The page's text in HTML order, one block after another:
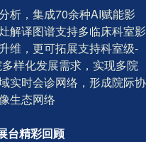
析，集成70余种AI赋能影
解译图谱支持多临床科室影
维，更可拓展支持科室级-
样化发展需求，实现多院
实时会诊网络，形成院际协
生态网络
台精彩回顾